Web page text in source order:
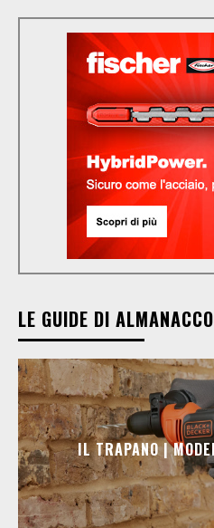
LE GUIDE DI ALMANACCO
IL TRAPANO |